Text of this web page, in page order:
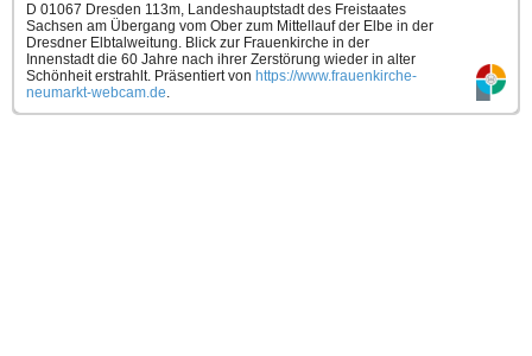
D 01067 Dresden 113m, Landeshauptstadt des Freistaates
Sachsen am Übergang vom Ober zum Mittellauf der Elbe in der
Dresdner Elbtalweitung. Blick zur Frauenkirche in der
Innenstadt die 60 Jahre nach ihrer Zerstörung wieder in alter
Schönheit erstrahlt. Präsentiert von https://www.frauenkirche-
neumarkt-webcam.de.